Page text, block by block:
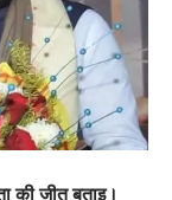
की जीत बताइ।